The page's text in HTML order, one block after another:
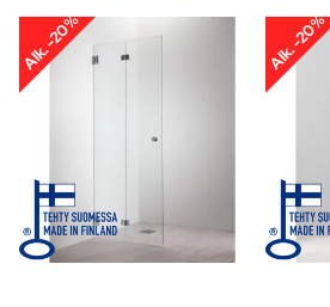
Alk. -20% Alk. -20%